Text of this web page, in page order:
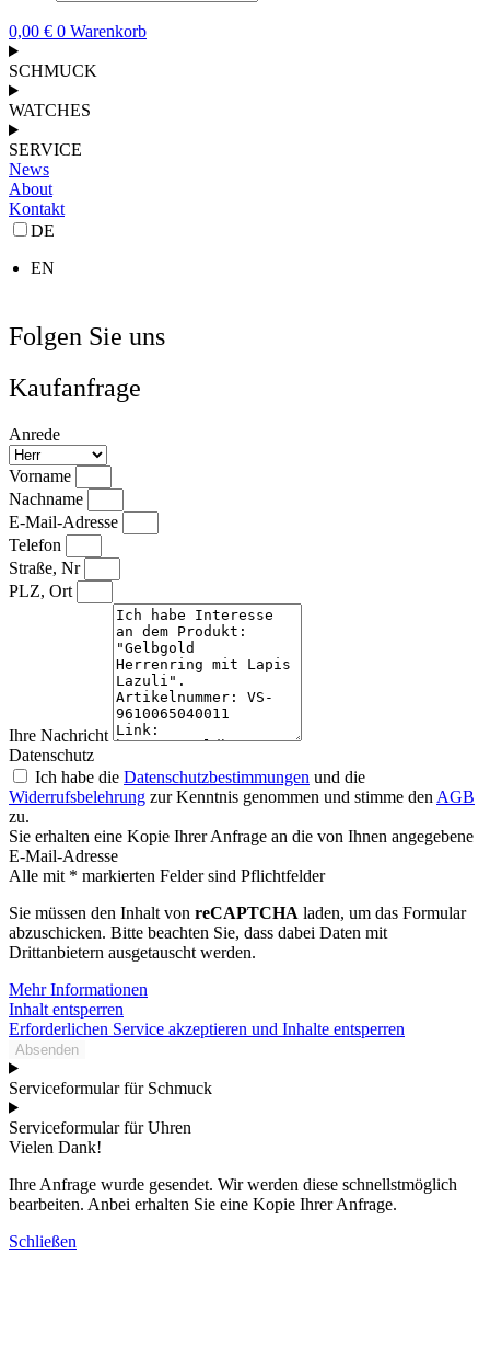
0,00 € 0 Warenkorb
SCHMUCK
WATCHES
SERVICE
News
About
Kontakt
DE
EN
Folgen Sie uns
Kaufanfrage
Anrede
Vorname
Nachname
E-Mail-Adresse
Telefon
Straße, Nr
PLZ, Ort
Ihre Nachricht
Datenschutz
Ich habe die Datenschutzbestimmungen und die
Widerrufsbelehrung zur Kenntnis genommen und stimme den AGB
zu.
Sie erhalten eine Kopie Ihrer Anfrage an die von Ihnen angegebene
E-Mail-Adresse
Alle mit * markierten Felder sind Pflichtfelder
Sie müssen den Inhalt von reCAPTCHA laden, um das Formular
abzuschicken. Bitte beachten Sie, dass dabei Daten mit
Drittanbietern ausgetauscht werden.
Mehr Informationen
Inhalt entsperren
Erforderlichen Service akzeptieren und Inhalte entsperren
Absenden
Serviceformular für Schmuck
Serviceformular für Uhren
Vielen Dank!
Ihre Anfrage wurde gesendet. Wir werden diese schnellstmöglich
bearbeiten. Anbei erhalten Sie eine Kopie Ihrer Anfrage.
Schließen